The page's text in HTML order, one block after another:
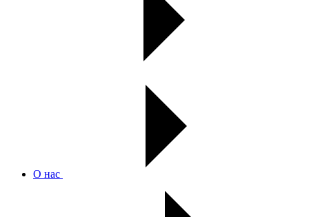
О нас